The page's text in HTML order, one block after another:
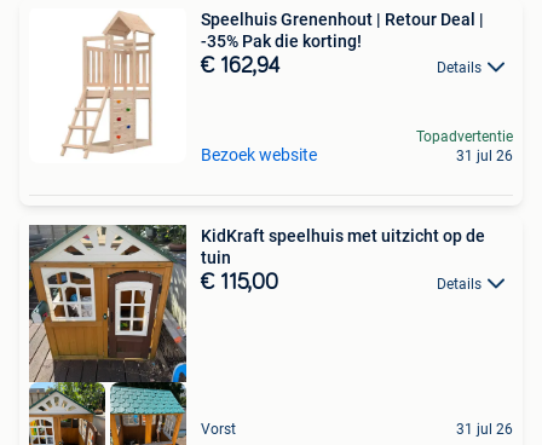
Speelhuis Grenenhout | Retour Deal |
-35% Pak die korting!
€ 162,94 Details
Bezoek website
Topadvertentie
31 jul 26
KidKraft speelhuis met uitzicht op de
tuin
€ 115,00 Details
Vorst 31 jul 26